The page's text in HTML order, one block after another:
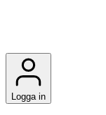
Logga in